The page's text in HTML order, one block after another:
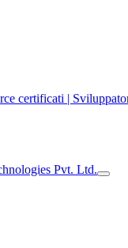
certificati |
Pvt. Ltd.